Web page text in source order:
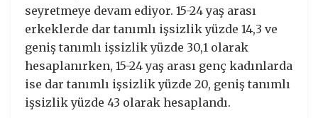
seyretmeye devam ediyor. 15-24 yaş arası
erkeklerde dar tanımlı işsizlik yüzde 14,3 ve
geniş tanımlı işsizlik yüzde 30,1 olarak
hesaplanırken, 15-24 yaş arası genç kadınlarda
ise dar tanımlı işsizlik yüzde 20, geniş tanımlı
işsizlik yüzde 43 olarak hesaplandı.